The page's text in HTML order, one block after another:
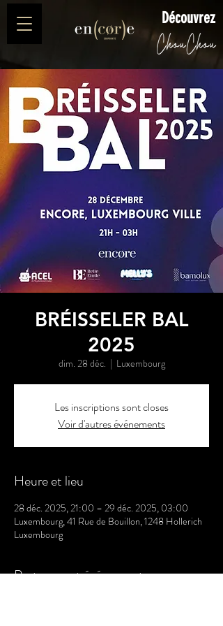
Découvrez
BRÉISSELER BAL
2025
dim. 28 déc.
  |
Luxembourg
Les inscriptions sont closes
Voir d'autres événements
Heure et lieu
28 déc. 2025, 21:00 – 29 déc. 2025, 03:00
Luxembourg, 41 Rue de Bouillon, 1248 Hollerich
Luxembourg
Partager cet événement